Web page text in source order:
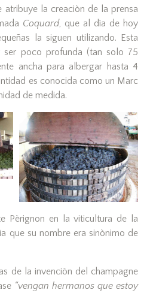
atribuye la creaciòn de la prensa
Coquard, que al dìa de hoy
la siguen utilizando. Esta
ser poco profunda (tan solo 75
ancha para albergar hasta 4
es conocida como un Marc
de medida.
Pèrignon en la viticultura de la
que su nombre era sinònimo de
de la invenciòn del champagne
“vengan hermanos que estoy